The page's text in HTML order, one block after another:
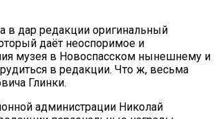
в дар редакции оригинальный
даёт неоспоримое и
музея в Новоспасском нынешнему и
в редакции. Что ж, весьма
Глинки.
администрации Николай